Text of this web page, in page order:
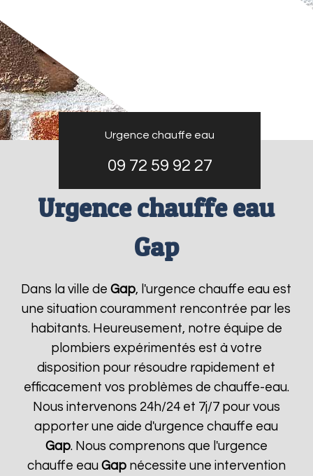
Urgence chauffe eau
09 72 59 92 27
Urgence chauffe eau
Gap
Dans la ville deGap, l'urgence chauffe eau est
une situation couramment rencontrée par les
habitants. Heureusement, notre équipe de
plombiers expérimentés est à votre
disposition pour résoudre rapidement et
efficacement vos problèmes de chauffe-eau.
Nous intervenons 24h/24 et 7j/7 pour vous
apporter une aide d'urgence chauffe eau
Gap. Nous comprenons que l'urgence
chauffe eau Gapnécessite une intervention